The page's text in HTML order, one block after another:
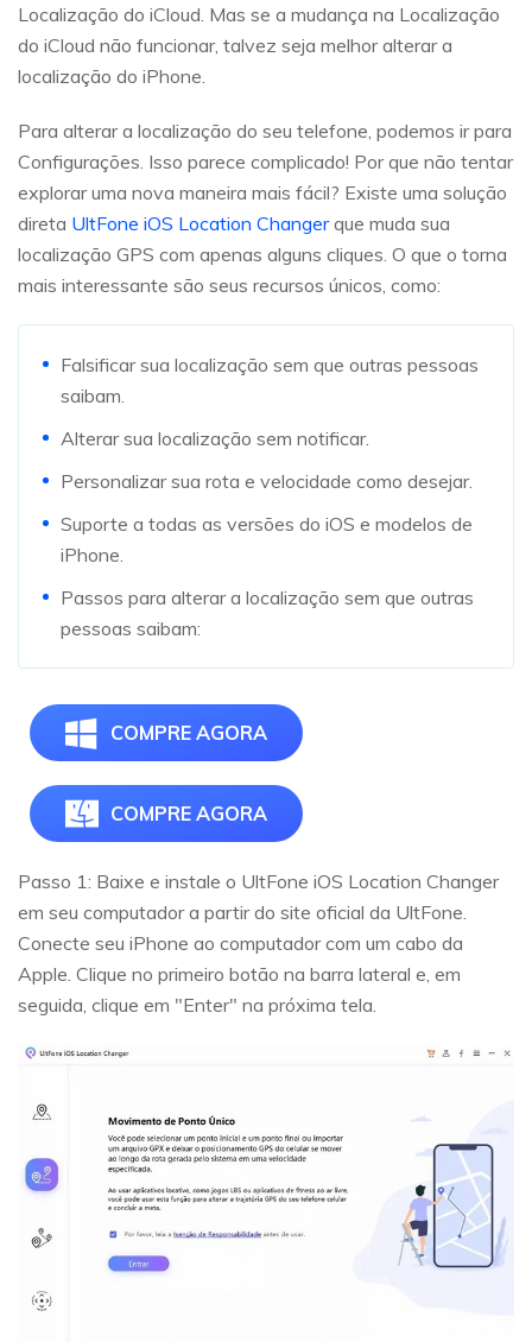
Localização do iCloud. Mas se a mudança na Localização
do iCloud não funcionar, talvez seja melhor alterar a
localização do iPhone.
Para alterar a localização do seu telefone, podemos ir para
Configurações. Isso parece complicado! Por que não tentar
explorar uma nova maneira mais fácil? Existe uma solução
direta UltFone iOS Location Changerque muda sua
localização GPS com apenas alguns cliques. O que o torna
mais interessante são seus recursos únicos, como:
Falsificar sua localização sem que outras pessoas
saibam.
Alterar sua localização sem notificar.
Personalizar sua rota e velocidade como desejar.
Suporte a todas as versões do iOS e modelos de
iPhone.
Passos para alterar a localização sem que outras
pessoas saibam:
COMPRE AGORA
COMPRE AGORA
Passo 1: Baixe e instale o UltFone iOS Location Changer
em seu computador a partir do site oficial da UltFone.
Conecte seu iPhone ao computador com um cabo da
Apple. Clique no primeiro botão na barra lateral e, em
seguida, clique em "Enter" na próxima tela.